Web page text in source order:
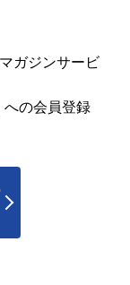
ガジンサービ
への会員登録